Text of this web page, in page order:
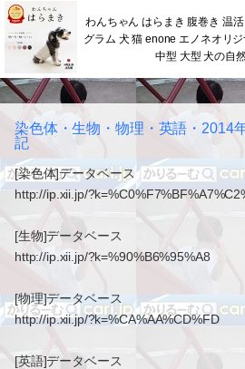
わんちゃん はらまき 腹巻き 温
グラム 犬 猫 enone エノネオリ
中型 大型 犬の自
染色体・生物・物理・英語・2014
記
[染色体]データベース
http://ip.xii.jp/
[生物]データベース
http://ip.xii.jp/?k=%90%B6%95%A8
[物理]データベース
http://ip.xii.jp/?k=%CA%AA%CD%FD
[英語]データベース